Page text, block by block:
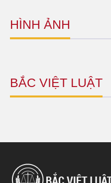
HÌNH ẢNH
BẮC VIỆT LUẬT